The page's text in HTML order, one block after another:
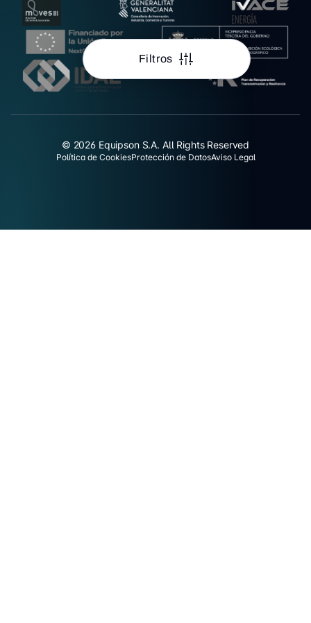
Filtros
© 2026 Equipson S.A. All Rights Reserved
Política de CookiesProtección de DatosAviso Legal